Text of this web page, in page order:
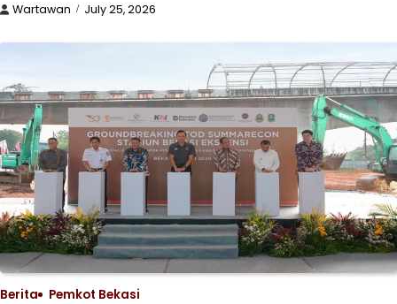
Wartawan July 25, 2026
Berita Pemkot Bekasi